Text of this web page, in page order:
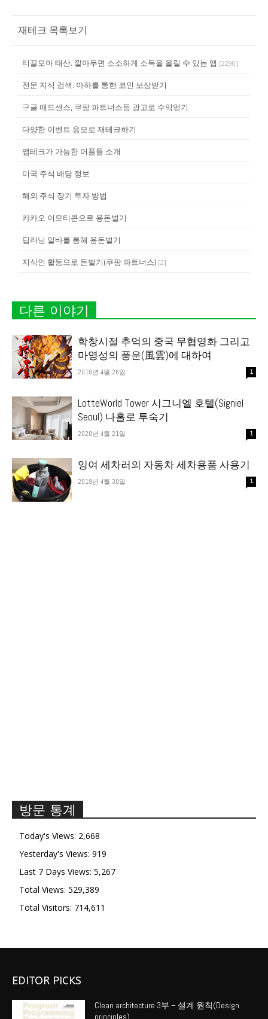
재테크 목록보기
티끌모아 태산. 깔아두면 소소하게 소득을 올릴 수 있는 앱 [2290]
전문 지식 검색. 아하를 통한 코인 보상받기
구글 애드센스, 쿠팡 파트너스등 광고로 수익얻기
다양한 이벤트 응모로 재테크하기
앱테크가 가능한 어플들 소개
미국 주식 배당 정보
해외 주식 장기 투자 방법
카카오 이모티콘으로 용돈벌기
딥러닝 알바를 통해 용돈벌기
지식인 활동으로 돈벌기(쿠팡 파트너스) [2]
다른 이야기
학창시절 추억의 중국 무협영화 그리고
마영성의 풍운(風雲)에 대하여
2019년 4월 26일 1
LotteWorld Tower 시그니엘 호텔(Signiel
Seoul) 나홀로 투숙기
2020년 4월 21일 1
잉여 세차러의 자동차 세차용품 사용기
2019년 4월 30일 1
방문 통계
Today's Views: 2,668
Yesterday's Views: 919
Last 7 Days Views: 5,267
Total Views: 529,389
Total Visitors: 714,611
EDITOR PICKS
Clean architecture 3부 – 설계 원칙(Design
principles)